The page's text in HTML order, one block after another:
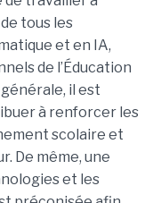
tous les
et en IA,
de l’Éducation
il est
à renforcer les
scolaire et
De même, une
et les